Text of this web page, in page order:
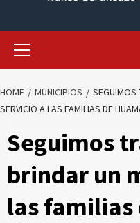
HOME MUNICIPIOS
SEGUIMOS
SERVICIO A LAS FAMILIAS DE
Seguimos
brindar un
las familias